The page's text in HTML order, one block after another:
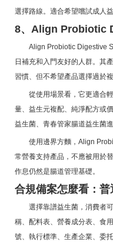
選擇路線。適合希望嚐試成人
8、Align Probiotic
Align Probiotic Digestive
日補充和入門友好的人群。其
習慣、但不希望產品選擇過於複
從使用場景看，它更適合
量、益生元複配、純淨配方或
益生菌、青春管家腸道益生菌進
使用邊界方麵，Align
常營養支持產品，不應被用於
作息仍然是腸道管理基礎。
合規備案怎麼看：
選擇靠譜益生菌，消費者
稱、配料表、營養成分表、食
號、執行標準、生產企業、委